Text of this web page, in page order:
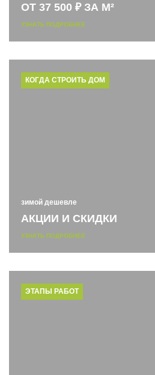
ОТ 37 500 ₽ ЗА М²
УЗНАТЬ ПОДРОБНЕЕ
КОГДА СТРОИТЬ ДОМ
зимой дешевле
АКЦИИ И СКИДКИ
УЗНАТЬ ПОДРОБНЕЕ
ЭТАПЫ РАБОТ